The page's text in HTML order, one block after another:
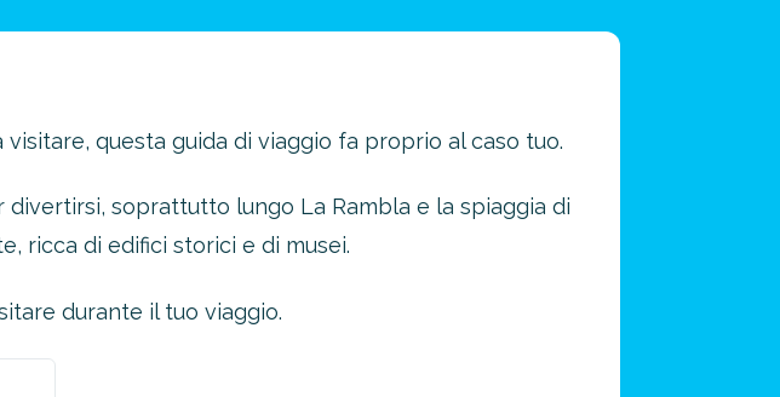
questa guida di viaggio fa proprio al caso tuo.
soprattutto lungo La Rambla e la spiaggia di
ricca di edifici storici e di musei.
durante il tuo viaggio.